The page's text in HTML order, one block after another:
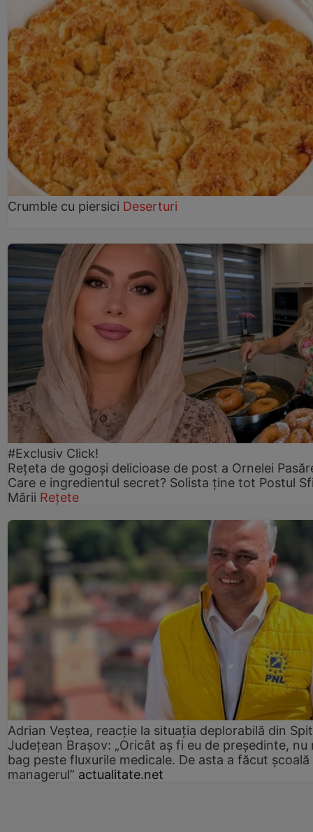
Crumble cu piersici Deserturi
#Exclusiv Click!
Rețeta de gogoşi delicioase de post a Ornelei
Care e ingredientul secret? Solista ține tot Postul
Mării Rețete
Adrian Veștea, reacție la situația deplorabilă din
Județean Brașov: „Oricât aș fi eu de președinte, nu
bag peste fluxurile medicale. De asta a făcut școală
managerul” actualitate.net